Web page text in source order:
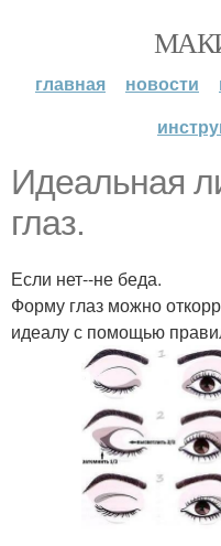
главная новости
Идеальная
глаз.
Если нет--не беда.
Форму глаз можно
идеалу с помощью